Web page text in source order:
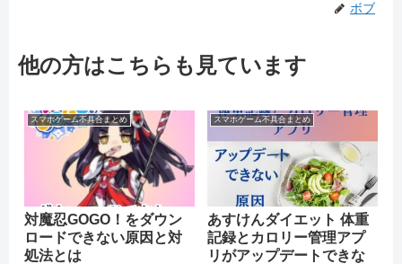
ボブ
他の方はこちらも見ています
スマホゲーム不具合まとめ
対魔忍GOGO！をダウン
ロードできない原因と対
処法とは
スマホゲーム不具合まとめ
あすけんダイエット 体重
記録とカロリー管理アプ
リがアップデートできな